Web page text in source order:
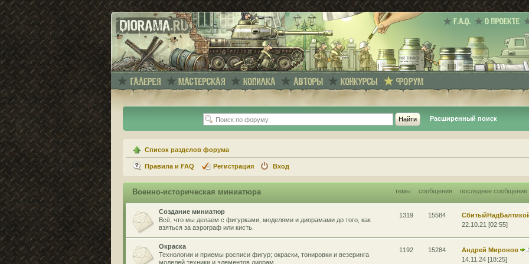
Расширенный поиск
Список разделов форума
Правила и FAQ Регистрация Вход
Военно-историческая миниатюра темы сообщения последнее сообщение
Создание миниатюр
Всё, что мы делаем с фигурками, моделями и диорамами до того, как
взяться за аэрограф или кисть.
1319 15584
22.10.21 [02:55]
Окраска
Технологии и приемы росписи фигур; окраски, тонировки и везеринга
моделей техники и элементов диорам.
1192 15284
Андрей Миронов
14.11.24 [18:25]